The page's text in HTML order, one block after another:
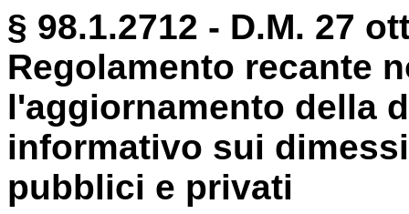
§ 98.1.2712 - D.M. 27
Regolamento recante
l'aggiornamento della
informativo sui
pubblici e privati